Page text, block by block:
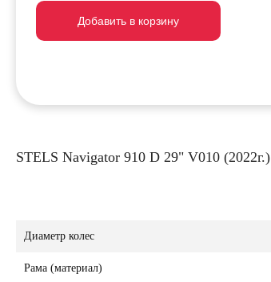
Добавить в корзину
Добавить в корзину
Добавить в корзину
STELS Navigator 910 D 29" V010 (2022г.)
Диаметр колес
Рама (материал)